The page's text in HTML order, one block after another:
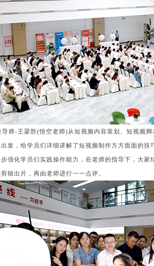
师-王梁胜(悟空老师)从短视频内容策划、短视频
发，给学员们详细讲解了短视频制作方方面面的
步强化学员们实践操作能力，在老师的指导下，大
辑出片，再由老师进行一一点评。